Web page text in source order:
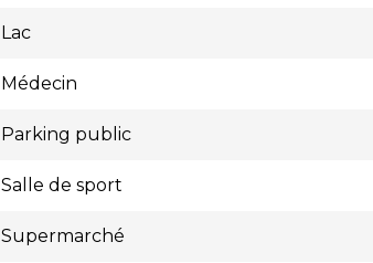
Lac
Médecin
Parking public
Salle de sport
Supermarché